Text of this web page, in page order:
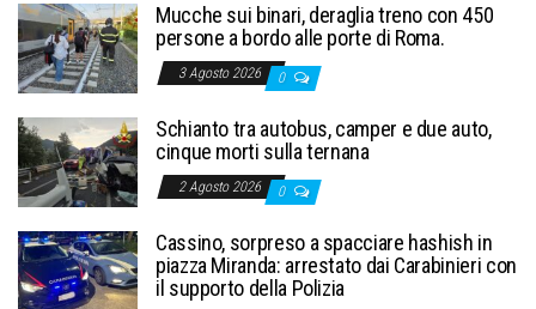
Mucche sui binari, deraglia treno con 450
persone a bordo alle porte di Roma.
3 Agosto 2026 0
Schianto tra autobus, camper e due auto,
cinque morti sulla ternana
2 Agosto 2026 0
Cassino, sorpreso a spacciare hashish in
piazza Miranda: arrestato dai Carabinieri con
il supporto della Polizia